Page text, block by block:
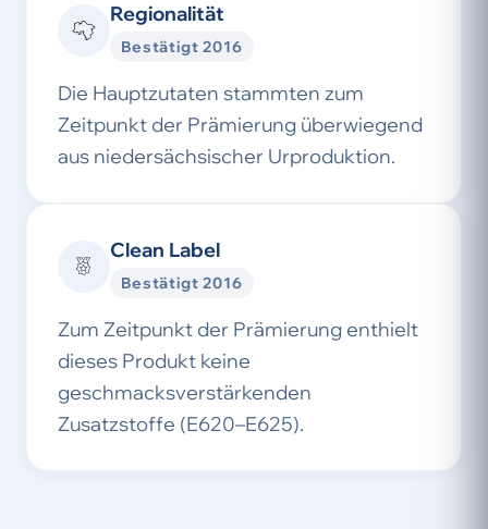
Regionalität
Bestätigt 2016
Die Hauptzutaten stammten zum
Zeitpunkt der Prämierung überwiegend
aus niedersächsischer Urproduktion.
Clean Label
Bestätigt 2016
Zum Zeitpunkt der Prämierung enthielt
dieses Produkt keine
geschmacksverstärkenden
Zusatzstoffe (E620–E625).